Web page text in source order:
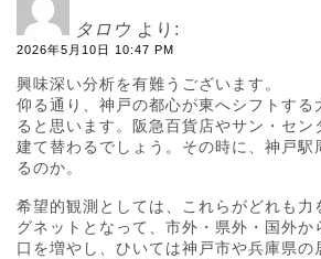
タロウ より:
2026年5月10日 10:47 PM
興味深い分析を有難うございます。
仰る通り、神戸の都心が東へシフトする
ると思います。阪急百貨店やサン・セン
建て替わるでしょう。その時に、神戸駅
るのか。
希望的観測としては、これらがどれも力
グネットとなって、市外・県外・国外か
口を増やし、ひいては神戸市や兵庫県の